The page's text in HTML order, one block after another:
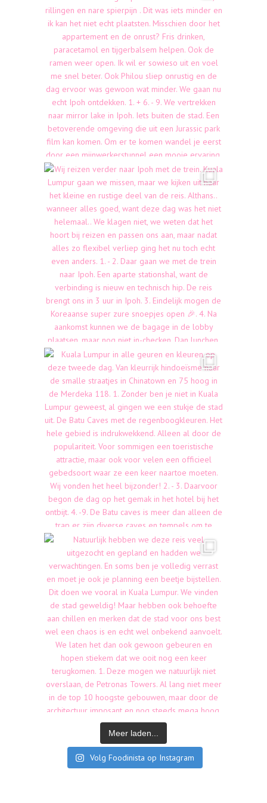
Meer laden...
Volg Foodinista op Instagram